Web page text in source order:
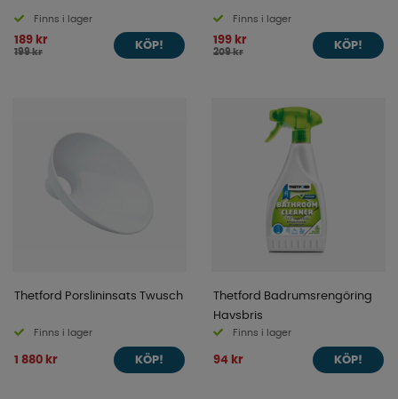
Finns i lager
189 kr
199 kr
KÖP!
Finns i lager
199 kr
209 kr
KÖP!
Thetford Porslininsats Twusch
Finns i lager
1 880 kr KÖP!
Thetford Badrumsrengöring
Havsbris
Finns i lager
94 kr KÖP!